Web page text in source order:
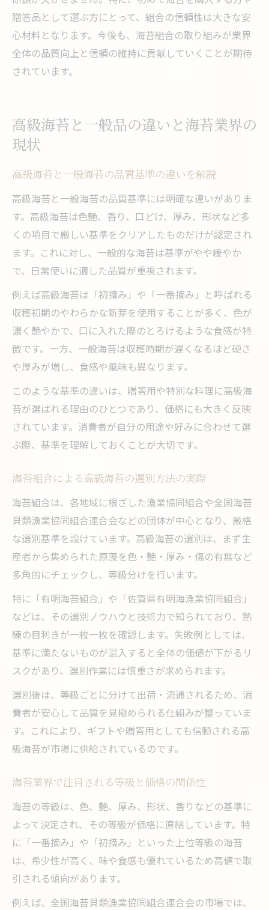
贈答品として選ぶ方にとって、組合の信頼性は大きな安
心材料となります。今後も、海苔組合の取り組みが業界
全体の品質向上と信頼の維持に貢献していくことが期待
されています。
高級海苔と一般品の違いと海苔業界の
現状
高級海苔と一般海苔の品質基準の違いを解説
高級海苔と一般海苔の品質基準には明確な違いがありま
す。高級海苔は色艶、香り、口どけ、厚み、形状など多
くの項目で厳しい基準をクリアしたものだけが認定され
ます。これに対し、一般的な海苔は基準がやや緩やか
で、日常使いに適した品質が重視されます。
例えば高級海苔は「初摘み」や「一番摘み」と呼ばれる
収穫初期のやわらかな新芽を使用することが多く、色が
濃く艶やかで、口に入れた際のとろけるような食感が特
徴です。一方、一般海苔は収穫時期が遅くなるほど硬さ
や厚みが増し、食感や風味も異なります。
このような基準の違いは、贈答用や特別な料理に高級海
苔が選ばれる理由のひとつであり、価格にも大きく反映
されています。消費者が自分の用途や好みに合わせて選
ぶ際、基準を理解しておくことが大切です。
海苔組合による高級海苔の選別方法の実際
海苔組合は、各地域に根ざした漁業協同組合や全国海苔
貝類漁業協同組合連合会などの団体が中心となり、厳格
な選別基準を設けています。高級海苔の選別は、まず生
産者から集められた原藻を色・艶・厚み・傷の有無など
多角的にチェックし、等級分けを行います。
特に「有明海苔組合」や「佐賀県有明海漁業協同組合」
などは、その選別ノウハウと技術力で知られており、熟
練の目利きが一枚一枚を確認します。失敗例としては、
基準に満たないものが混入すると全体の価値が下がるリ
スクがあり、選別作業には慎重さが求められます。
選別後は、等級ごとに分けて出荷・流通されるため、消
費者が安心して品質を見極められる仕組みが整っていま
す。これにより、ギフトや贈答用としても信頼される高
級海苔が市場に供給されているのです。
海苔業界で注目される等級と価格の関係性
海苔の等級は、色、艶、厚み、形状、香りなどの基準に
よって決定され、その等級が価格に直結しています。特
に「一番摘み」や「初摘み」といった上位等級の海苔
は、希少性が高く、味や食感も優れているため高値で取
引される傾向があります。
例えば、全国海苔貝類漁業協同組合連合会の市場では、